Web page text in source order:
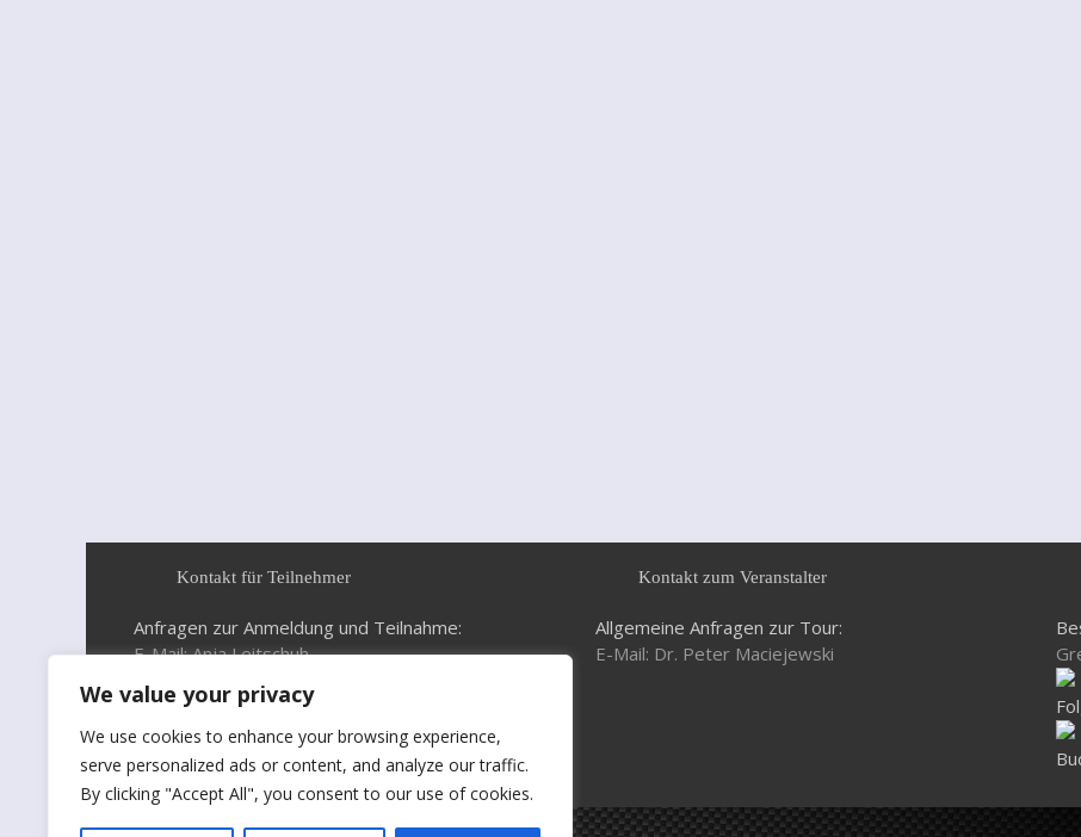
We value your privacy
We use cookies to enhance your browsing experience,
serve personalized ads or content, and analyze our traffic.
By clicking "Accept All", you consent to our use of cookies.
Kontakt für Teilnehmer
Anfragen zur Anmeldung und Teilnahme:
E-Mail: Anja Leitschuh
Kontakt zum Veranstalter
Allgemeine Anfragen zur Tour:
E-Mail: Dr. Peter Maciejewski